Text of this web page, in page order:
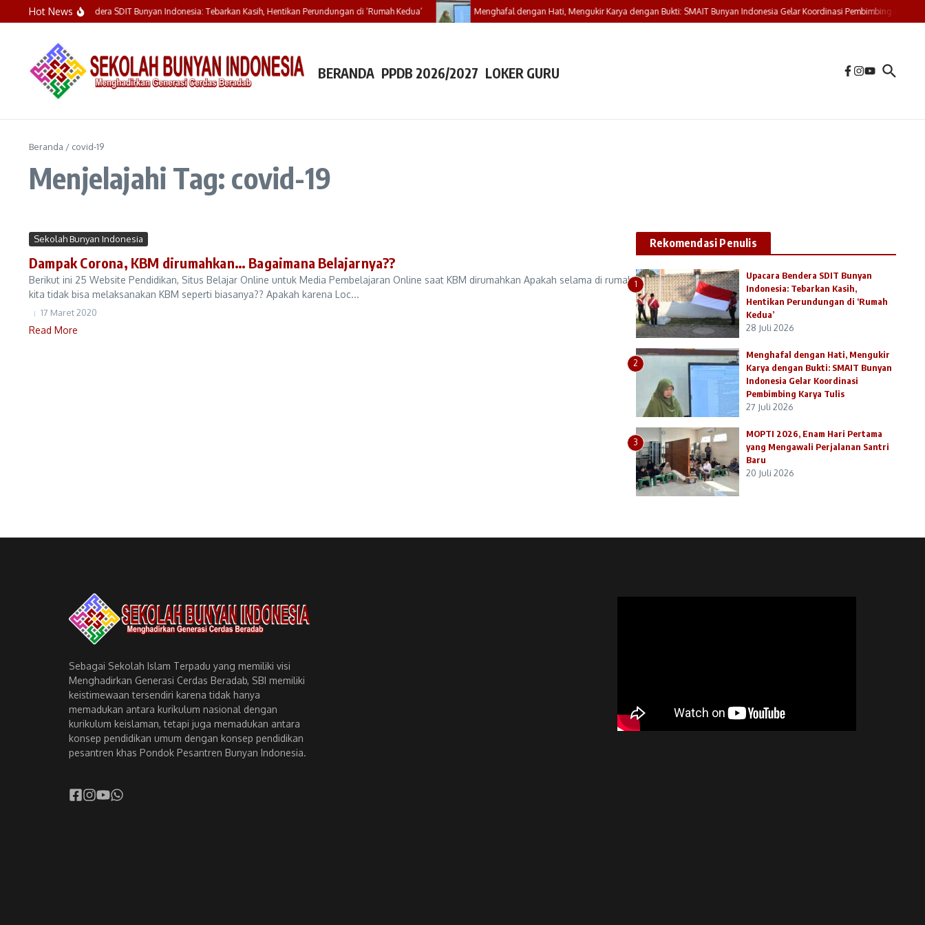
Lewati ke konten
Hot News
Upacara Bendera SDIT Bunyan Indonesia: Tebarkan Kasih, Hentikan Perundungan di ‘Rumah Kedua’ Menghafal dengan Hati, Mengukir Karya dengan Bukti: SMAIT Bunyan Indonesia Gelar Koordinasi Pembimbing Karya
BERANDA PPDB 2026/2027 LOKER GURU
Beranda / covid-19
Menjelajahi Tag: covid-19
Sekolah Bunyan Indonesia
Dampak Corona, KBM dirumahkan… Bagaimana Belajarnya??
Berikut ini 25 Website Pendidikan, Situs Belajar Online untuk Media Pembelajaran Online saat KBM dirumahkan Apakah selama di rumah
kita tidak bisa melaksanakan KBM seperti biasanya?? Apakah karena Loc...
17 Maret 2020
Read More
Rekomendasi Penulis
1
Upacara Bendera SDIT Bunyan
Indonesia: Tebarkan Kasih,
Hentikan Perundungan di ‘Rumah
Kedua’
28 Juli 2026
2
Menghafal dengan Hati, Mengukir
Karya dengan Bukti: SMAIT Bunyan
Indonesia Gelar Koordinasi
Pembimbing Karya Tulis
27 Juli 2026
3
MOPTI 2026, Enam Hari Pertama
yang Mengawali Perjalanan Santri
Baru
20 Juli 2026
Sebagai Sekolah Islam Terpadu yang memiliki visi
Menghadirkan Generasi Cerdas Beradab, SBI memiliki
keistimewaan tersendiri karena tidak hanya
memadukan antara kurikulum nasional dengan
kurikulum keislaman, tetapi juga memadukan antara
konsep pendidikan umum dengan konsep pendidikan
pesantren khas Pondok Pesantren Bunyan Indonesia.